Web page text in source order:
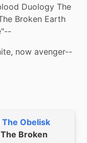
Duology The
Broken Earth
now avenger--
The Obelisk
Broken